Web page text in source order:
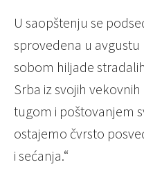
U saopštenju se
sprovedena u avgustu
sobom hiljade
Srba iz svojih
tugom i poštovanjem
ostajemo čvrsto
i sećanja.“